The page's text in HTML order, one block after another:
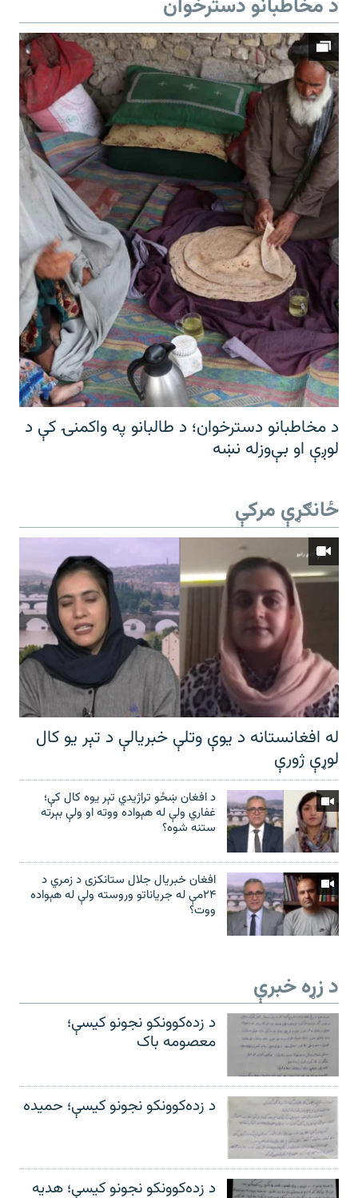
د مخاطبانو دسترخوان
د مخاطبانو دسترخوان؛ د طالبانو په واکمنۍ کې د
لوږې او بې‌وزله نښه
ځانګړې مرکې
له افغانستانه د یوې وتلې خبریالې د تېر يو کال
لوړې ژورې
د افغان ښځو تراژیدي تېر یوه کال کې؛
غفاري ولې له هېواده ووته او ولې بېرته
ستنه شوه؟
افغان خبریال جلال ستانکزی د زمري د
۲۴مې له جریاناتو وروسته ولې له هېواده
ووت؟
د زړه خبرې
د زده‌کوونکو نجونو کیسې؛
معصومه باک
د زده‌کوونکو نجونو کیسې؛ حمیده
د زده‌کوونکو نجونو کیسې؛ هدیه